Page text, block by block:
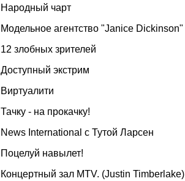
Народный чарт
Модельное агентство "Janiсe Diсkinson"
12 злобных зрителей
Доступный экстрим
Виртуалити
Тачку - на прокачку!
News International с Тутой Ларсен
Поцелуй навылет!
Концертный зал MTV. (Justin Timberlake)